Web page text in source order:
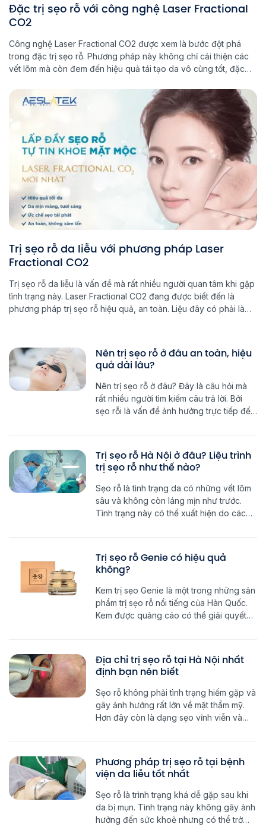
Đặc trị sẹo rỗ với công nghệ Laser Fractional
CO2
Công nghệ Laser Fractional CO2 được xem là bước đột phá
trong đặc trị sẹo rỗ. Phương pháp này không chỉ cải thiện các
vết lõm mà còn đem đến hiệu quả tái tạo da vô cùng tốt, đặc
[…]
Trị sẹo rỗ da liễu với phương pháp Laser
Fractional CO2
Trị sẹo rỗ da liễu là vấn đề mà rất nhiều người quan tâm khi gặp
tình trạng này. Laser Fractional CO2 đang được biết đến là
phương pháp trị sẹo rỗ hiệu quả, an toàn. Liệu đây có phải là
Nên trị sẹo rỗ ở đâu an toàn, hiệu
quả dài lâu?
Nên trị sẹo rỗ ở đâu? Đây là câu hỏi mà
rất nhiều người tìm kiếm câu trả lời. Bởi
sẹo rỗi là vấn đề ảnh hưởng trực tiếp đến
da mịn màng và vẻ tự […]
Trị sẹo rỗ Hà Nội ở đâu? Liệu trình
trị sẹo rỗ như thế nào?
Sẹo rỗ là tình trạng da có những vết lõm
sâu và không còn láng mịn như trước.
Tình trạng này có thể xuất hiện do các
hiểu chi tiết tại sao trị sẹo rỗ Hà Nội […]
Trị sẹo rỗ Genie có hiệu quả
không?
Kem trị sẹo Genie là một trong những sản
phẩm trị sẹo rỗ nổi tiếng của Hàn Quốc.
Kem được quảng cáo có thể giải quyết
kem này có thực sự giải quyết được sẹo
rỗ […]
Địa chỉ trị sẹo rỗ tại Hà Nội nhất
định bạn nên biết
Sẹo rỗ không phải tình trạng hiếm gặp và
gây ảnh hưởng rất lớn về mặt thẩm mỹ.
Hơn đây còn là dạng sẹo vĩnh viễn và
biết. Dấu hiệu nhận biết sẹo rỗ […]
Phương pháp trị sẹo rỗ tại bệnh
viện da liễu tốt nhất
Sẹo rỗ là trình trạng khá dễ gặp sau khi
da bị mụn. Tình trạng này không gây ảnh
hưởng đến sức khoẻ nhưng có thể trở